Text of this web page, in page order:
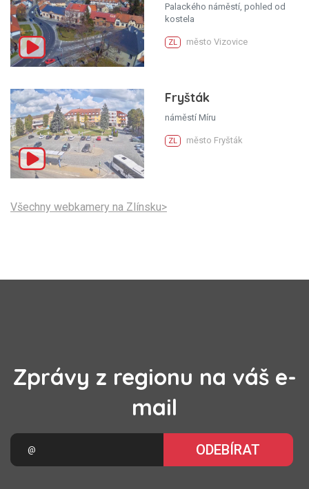
Palackého náměstí, pohled od
kostela
ZL město Vizovice
Fryšták
náměstí Míru
ZL město Fryšták
Všechny webkamery na Zlínsku>
Zprávy z regionu na váš e-
mail
ODEBÍRAT